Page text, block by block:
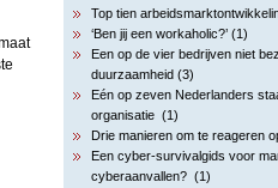
Top tien
‘Ben jij een workaholic?’ (1)
Een op de vier bedrijven niet
duurzaamheid (3)
Eén op zeven Nederlanders
organisatie (1)
Drie manieren om te reageren
Een cyber-survivalgids voor
cyberaanvallen? (1)